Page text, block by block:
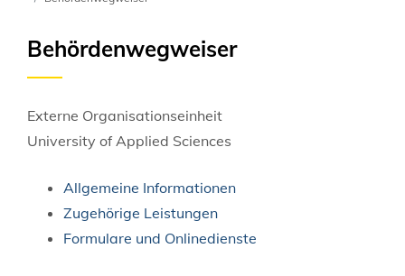
Behördenwegweiser
Externe Organisationseinheit
University of Applied Sciences
Allgemeine Informationen
Zugehörige Leistungen
Formulare und Onlinedienste